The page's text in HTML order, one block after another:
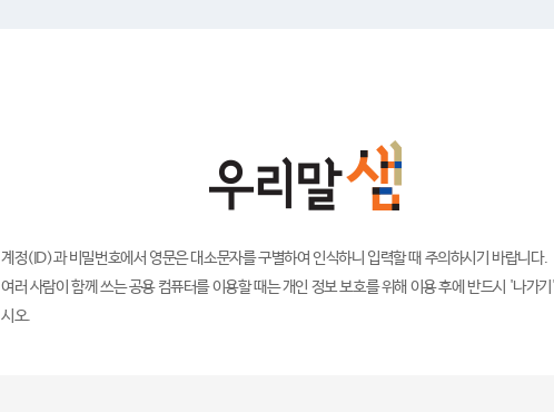
계정(ID)과 비밀번호에서 영문은 대소문자를 구별하여 인식하니 입력할 때 주의하시기 바랍니다.
여러 사람이 함께 쓰는 공용 컴퓨터를 이용할 때는 개인 정보 보호를 위해 이용 후에 반드시 '나가
시오.